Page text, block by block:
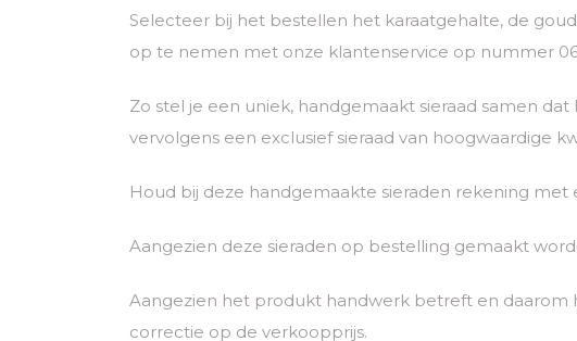
Selecteer bij het bestellen het karaatgehalte, de
op te nemen met onze klantenservice op nummer
Zo stel je een uniek, handgemaakt sieraad samen
vervolgens een exclusief sieraad van hoogwaardige
Houd bij deze handgemaakte sieraden rekening met
Aangezien deze sieraden op bestelling gemaakt
Aangezien het produkt handwerk betreft en
correctie op de verkoopprijs.